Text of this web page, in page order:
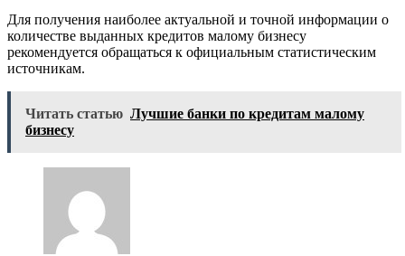
Для получения наиболее актуальной и точной информации о
количестве выданных кредитов малому бизнесу
рекомендуется обращаться к официальным статистическим
источникам.
Читать статью Лучшие банки по кредитам малому
бизнесу